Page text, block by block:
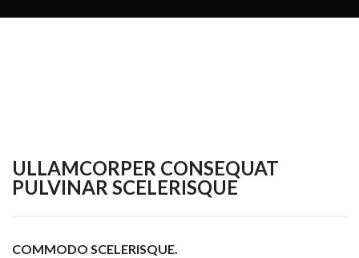
ULLAMCORPER CONSEQUAT
PULVINAR SCELERISQUE
COMMODO SCELERISQUE.